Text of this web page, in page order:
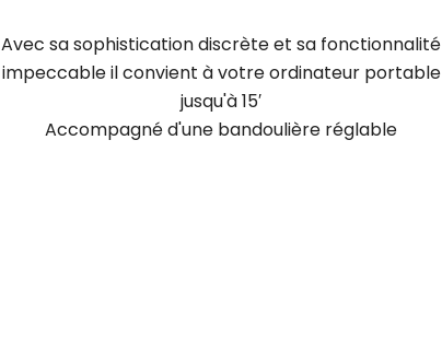
Avec sa sophistication discrète et sa fonctionnalité
impeccable il convient à votre ordinateur portable
jusqu'à 15′
Accompagné d'une bandoulière réglable